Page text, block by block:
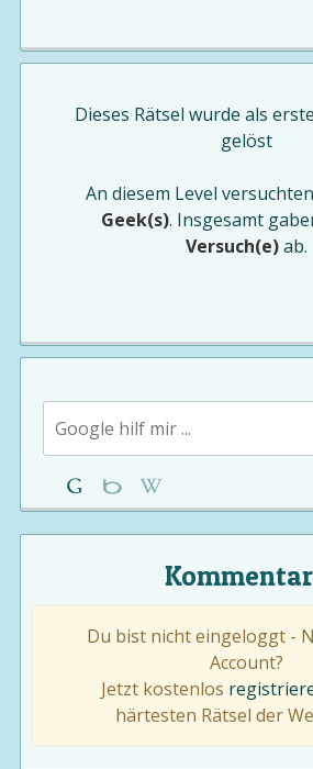
Dieses Rätsel wurde als
gelöst
An diesem Level
Geek(s). Insgesamt
Versuch(e)ab.
Du bist nicht eingeloggt -
Account?
Jetzt kostenlos
härtesten Rätsel der